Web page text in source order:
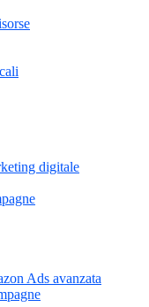
digitale
Ads avanzata